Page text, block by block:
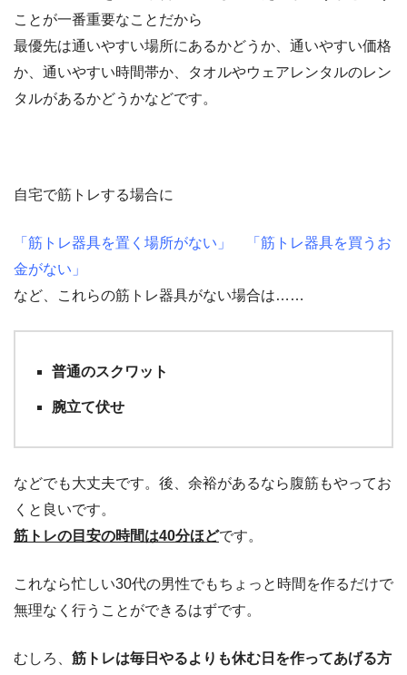
ことが一番重要なことだから
最優先は通いやすい場所にあるかどうか、通いやすい価格
か、通いやすい時間帯か、タオルやウェアレンタルのレン
タルがあるかどうかなどです。
自宅で筋トレする場合に
「筋トレ器具を置く場所がない」 「筋トレ器具を買うお
金がない」
など、これらの筋トレ器具がない場合は……
普通のスクワット
腕立て伏せ
などでも大丈夫です。後、余裕があるなら腹筋もやってお
くと良いです。
筋トレの目安の時間は40分ほどです。
これなら忙しい30代の男性でもちょっと時間を作るだけで
無理なく行うことができるはずです。
むしろ、 筋トレは毎日やるよりも休む日を作ってあげる方